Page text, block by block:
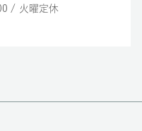
/ 火曜定休